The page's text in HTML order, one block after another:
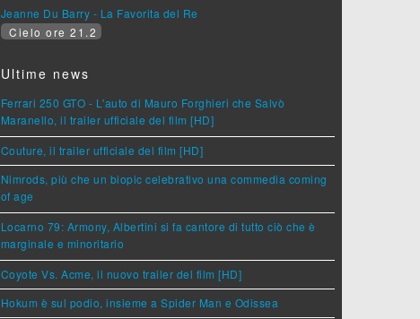
Jeanne Du Barry - La Favorita del Re
Cielo ore 21.2
Ultime news
Ferrari 250 GTO - L'auto di Mauro Forghieri che Salvò
Maranello, il trailer ufficiale del film [HD]
Couture, il trailer ufficiale del film [HD]
Nimrods, più che un biopic celebrativo una commedia coming
of age
Locarno 79: Armony, Albertini si fa cantore di tutto ciò che è
marginale e minoritario
Coyote Vs. Acme, il nuovo trailer del film [HD]
Hokum è sul podio, insieme a Spider Man e Odissea